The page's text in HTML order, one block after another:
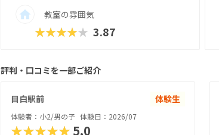
教室の雰囲気
★★★★★ 3.87
評判・口コミを一部ご紹介
目白駅前 体験生
体験者：小2/男の子 体験日：2026/07
★★★★★5.0